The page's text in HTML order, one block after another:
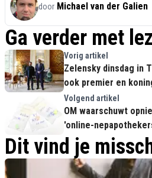
door Michael van der Galien
Ga verder met
Vorig artikel
Zelensky dinsdag in
ook premier en
Volgend artikel
OM waarschuwt
'online-
Dit vind je